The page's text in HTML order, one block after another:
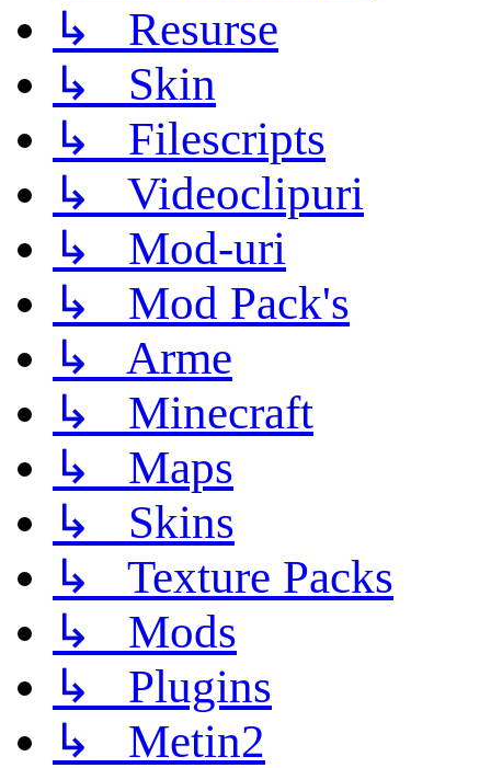
↳ Resurse
↳ Skin
↳ Filescripts
↳ Videoclipuri
↳ Mod-uri
↳ Mod Pack's
↳ Arme
↳ Minecraft
↳ Maps
↳ Skins
↳ Texture Packs
↳ Mods
↳ Plugins
↳ Metin2